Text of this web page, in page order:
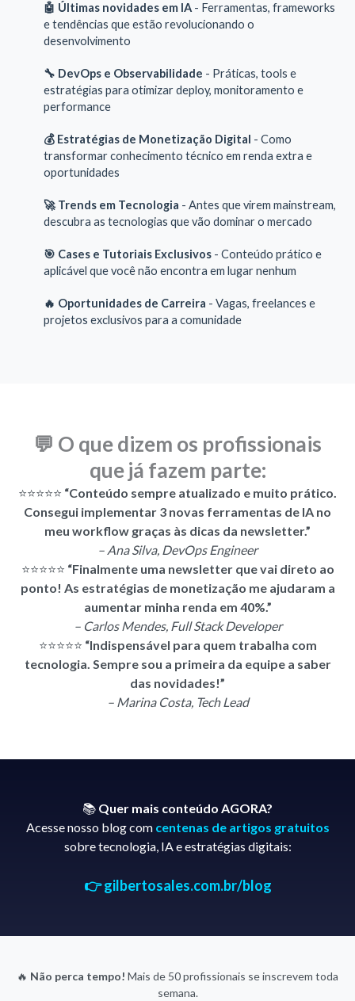
🤖 Últimas novidades em IA- Ferramentas, frameworks
e tendências que estão revolucionando o
desenvolvimento
🔧 DevOps e Observabilidade - Práticas, tools e
estratégias para otimizar deploy, monitoramento e
performance
💰 Estratégias de Monetização Digital - Como
transformar conhecimento técnico em renda extra e
oportunidades
🚀 Trends em Tecnologia - Antes que virem mainstream,
descubra as tecnologias que vão dominar o mercado
🎯 Cases e Tutoriais Exclusivos - Conteúdo prático e
aplicável que você não encontra em lugar nenhum
🔥 Oportunidades de Carreira - Vagas, freelances e
projetos exclusivos para a comunidade
💬 O que dizem os profissionais
que já fazem parte:
⭐⭐⭐⭐⭐ “Conteúdo sempre atualizado e muito prático.
Consegui implementar 3 novas ferramentas de IA no
meu workflow graças às dicas da newsletter.”
– Ana Silva, DevOps Engineer
⭐⭐⭐⭐⭐ “Finalmente uma newsletter que vai direto ao
ponto! As estratégias de monetização me ajudaram a
aumentar minha renda em 40%.”
– Carlos Mendes, Full Stack Developer
⭐⭐⭐⭐⭐ “Indispensável para quem trabalha com
tecnologia. Sempre sou a primeira da equipe a saber
das novidades!”
– Marina Costa, Tech Lead
📚 Quer mais conteúdo AGORA?
Acesse nosso blog com centenas de artigos gratuitos
sobre tecnologia, IA e estratégias digitais:
👉 gilbertosales.com.br/blog
🔥 Não perca tempo! Mais de 50 profissionais se inscrevem toda
semana.